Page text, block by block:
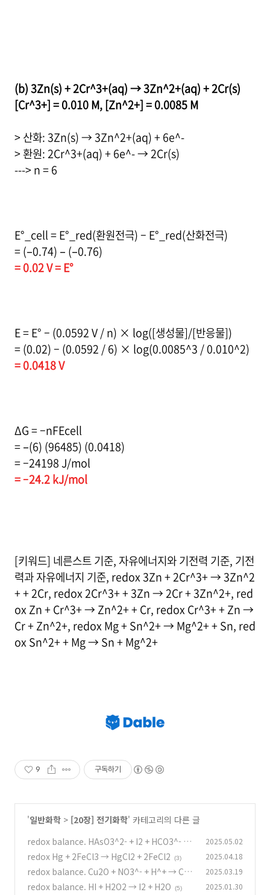
(b) 3Zn(s) + 2Cr^3+(aq) → 3Zn^2+(aq) + 2Cr(s)
[Cr^3+] = 0.010 M, [Zn^2+] = 0.0085 M
> 산화: 3Zn(s) → 3Zn^2+(aq) + 6e^-
> 환원: 2Cr^3+(aq) + 6e^- → 2Cr(s)
---> n = 6
E°_cell = E°_red(환원전극) – E°_red(산화전극)
= (–0.74) – (–0.76)
= 0.02 V = E°
E = E° – (0.0592 V / n) × log([생성물]/[반응물])
= (0.02) – (0.0592 / 6) × log(0.0085^3 / 0.010^2)
= 0.0418 V
ΔG = –nFEcell
= –(6) (96485) (0.0418)
= –24198 J/mol
= –24.2 kJ/mol
[키워드] 네른스트 기준, 자유에너지와 기전력 기준, 기전
력과 자유에너지 기준, redox 3Zn + 2Cr^3+ → 3Zn^2
+ + 2Cr, redox 2Cr^3+ + 3Zn → 2Cr + 3Zn^2+, red
ox Zn + Cr^3+ → Zn^2+ + Cr, redox Cr^3+ + Zn →
Cr + Zn^2+, redox Mg + Sn^2+ → Mg^2+ + Sn, red
ox Sn^2+ + Mg → Sn + Mg^2+
9 구독하기
'일반화학 > [20장] 전기화학' 카테고리의 다른 글
redox balance. HAsO3^2- + I2 + HCO3^- →
HAsO4^2- + I^- + CO
(2)
2025.05.02
redox Hg + 2FeCl3 → HgCl2 + 2FeCl2 (3) 2025.04.18
redox balance. Cu2O + NO3^- + H^+ → Cu^
2+ + NO + H2O
(2)
2025.03.19
redox balance. HI + H2O2 → I2 + H2O (5) 2025.01.30